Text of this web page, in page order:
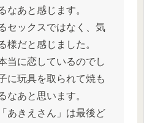
なあと感じます。
セックスではなく、気
様だと感じました。
当に恋しているのでし
に玩具を取られて焼も
なあと思います。
あきえさん」は最後ど